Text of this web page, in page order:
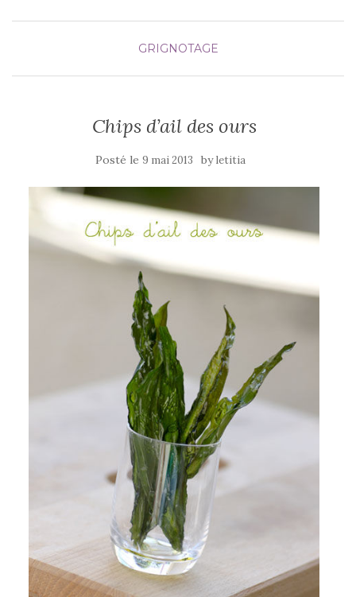
GRIGNOTAGE
Chips d’ail des ours
Posté le 9 mai 2013 byletitia